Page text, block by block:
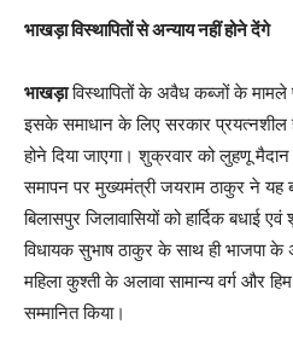
भाखड़ा विस्थापितों से अन्याय नहीं होने देंगे
भाखड़ाविस्थापितों के अवैध कब्जों के मामले
इसके समाधान के लिए सरकार प्रयत्नशील
होने दिया जाएगा। शुक्रवार को लुहणू
समापन पर मुख्यमंत्री जयराम ठाकुर ने यह
बिलासपुर जिलावासियों को हार्दिक बधाई
विधायक सुभाष ठाकुर के साथ ही भाजपा
महिला कुश्ती के अलावा सामान्य वर्ग और
सम्मानित किया।